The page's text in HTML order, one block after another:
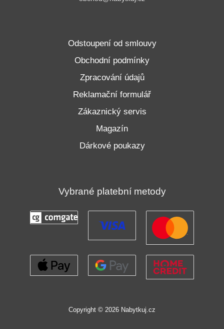
Odstoupení od smlouvy
Obchodní podmínky
Zpracování údajů
Reklamační formulář
Zákaznický servis
Magazín
Dárkové poukazy
Vybrané platební metody
Copyright © 2026 Nabytkuj.cz